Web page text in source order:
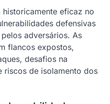
eficaz no
defensivas
adversários. As
flancos expostos,
desafios na
riscos de isolamento dos